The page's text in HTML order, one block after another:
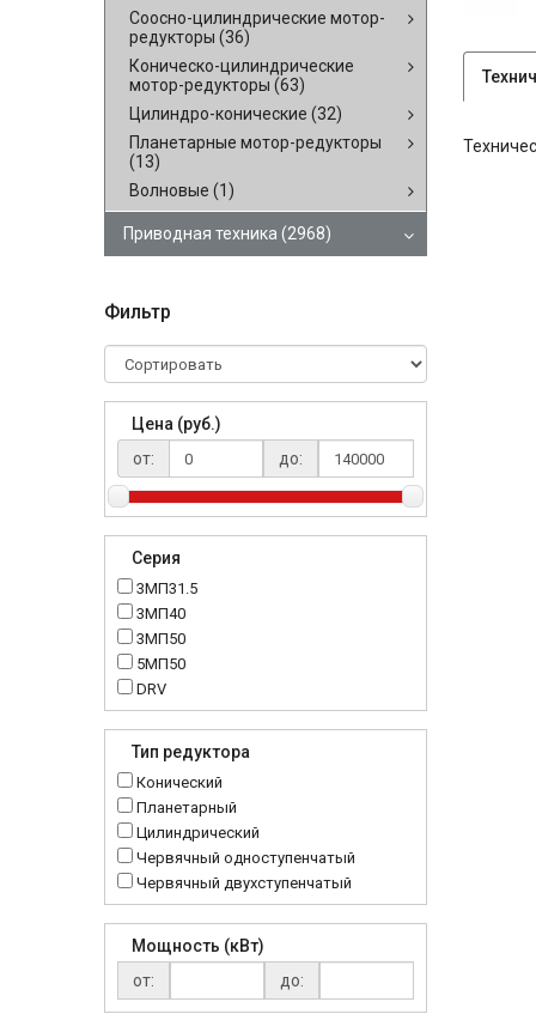
Соосно-цилиндрические мотор-
редукторы (36)
Коническо-цилиндрические
мотор-редукторы (63)
Цилиндро-конические (32)
Планетарные мотор-редукторы
(13)
Волновые (1)
Приводная техника (2968)
Фильтр
Цена (руб.)
от:
до:
Серия
3МП31.5
3МП40
3МП50
5МП50
DRV
K..DR
MTC
NMRV
RC
Тип редуктора
Конический
Планетарный
Цилиндрический
Червячный одноступенчатый
Червячный двухступенчатый
Мощность (кВт)
от:
до: